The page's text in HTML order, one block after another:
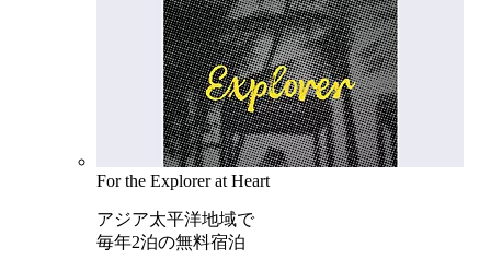
For the Explorer at Heart
アジア太平洋地域で
毎年2泊の無料宿泊